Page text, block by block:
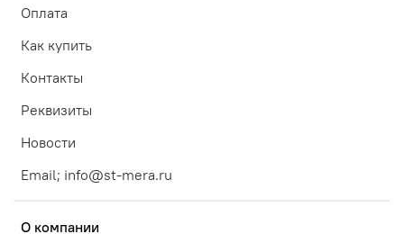
Оплата
Как купить
Контакты
Реквизиты
Новости
Email; info@st-mera.ru
О компании